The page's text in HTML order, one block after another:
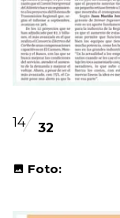
14 32
Foto: